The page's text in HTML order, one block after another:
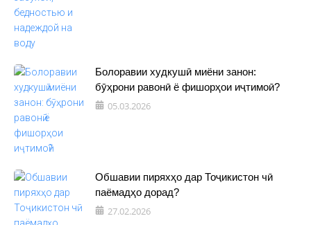
Болоравии худкушӣ миёни занон:
бӯҳрони равонӣ ё фишорҳои иҷтимоӣ?
05.03.2026
Обшавии пиряхҳо дар Тоҷикистон чӣ
паёмадҳо дорад?
27.02.2026